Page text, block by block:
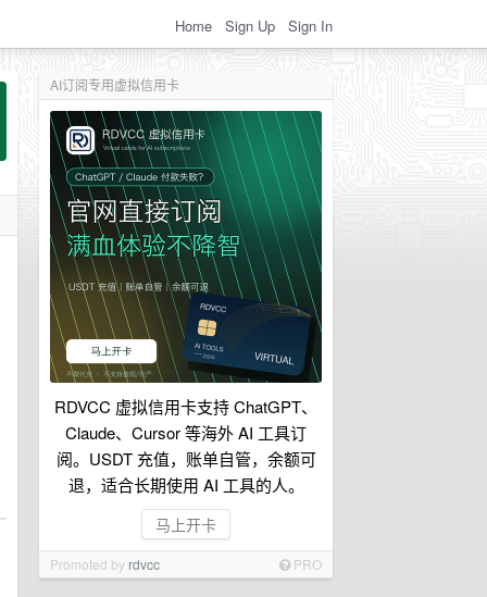
Home Sign Up Sign In
AI订阅专用虚拟信用卡
RDVCC 虚拟信用卡支持 ChatGPT、
Claude、Cursor 等海外 AI 工具订
阅。USDT 充值，账单自管，余额可
退，适合长期使用 AI 工具的人。
马上开卡
Promoted by rdvcc PRO